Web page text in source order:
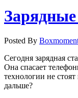
Posted By
Сегодня зарядная
Она спасает
технологии не
дальше?